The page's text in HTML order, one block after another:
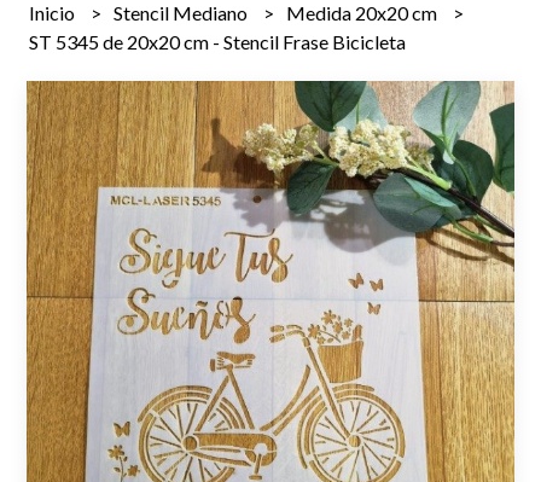
Inicio Stencil Mediano
Medida 20x20 cm
ST 5345 de 20x20 cm - Stencil Frase Bicicleta